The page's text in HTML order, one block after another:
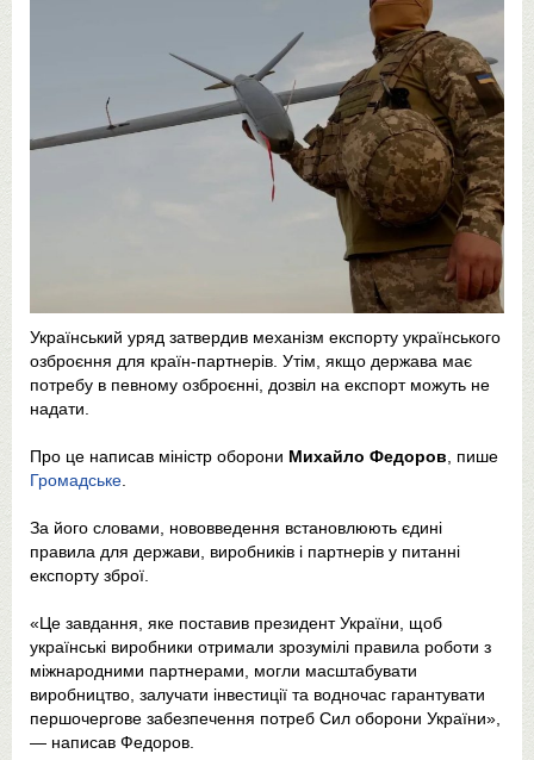
Український уряд затвердив механізм експорту українського
озброєння для країн-партнерів. Утім, якщо держава має
потребу в певному озброєнні, дозвіл на експорт можуть не
надати.
Про це написав міністр оборони Михайло Федоров , пише
Громадське
За його словами, нововведення встановлюють єдині
правила для держави, виробників і партнерів у питанні
експорту зброї.
«Це завдання, яке поставив президент України, щоб
українські виробники отримали зрозумілі правила роботи з
міжнародними партнерами, могли масштабувати
виробництво, залучати інвестиції та водночас гарантувати
першочергове забезпечення потреб Сил оборони України»,
— написав Федоров.